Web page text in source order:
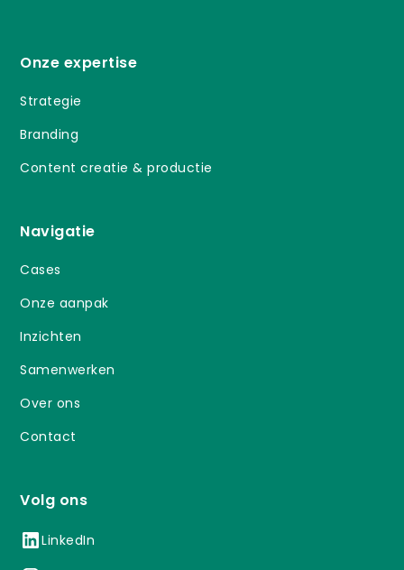
Onze expertise
Strategie
Branding
Content creatie & productie
Navigatie
Cases
Onze aanpak
Inzichten
Samenwerken
Over ons
Contact
Volg ons
LinkedIn